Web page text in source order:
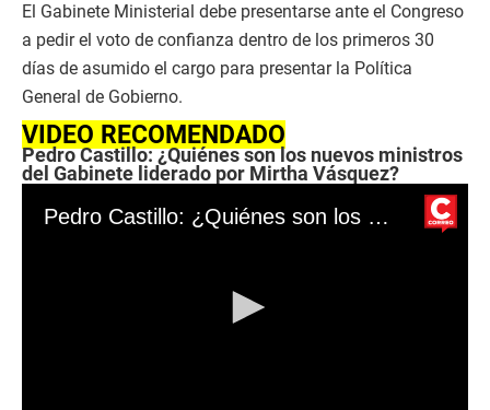
El Gabinete Ministerial debe presentarse ante el Congreso
a pedir el voto de confianza dentro de los primeros 30
días de asumido el cargo para presentar la Política
General de Gobierno.
VIDEO RECOMENDADO
Pedro Castillo: ¿Quiénes son los nuevos ministros
del Gabinete liderado por Mirtha Vásquez?
Pedro Castillo: ¿Quiénes son los nuevos ministros del Gabinete liderado por Mirtha Vásquez?